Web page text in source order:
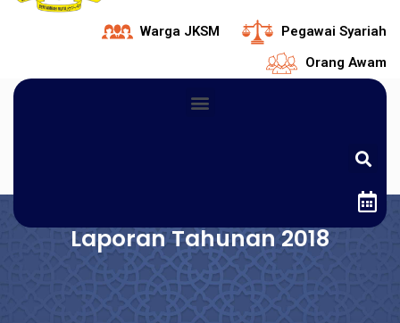
Warga JKSM
Pegawai Syariah
Orang Awam
Laporan Tahunan 2018